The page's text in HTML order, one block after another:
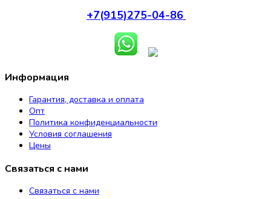
+7(915)275-04-86
Информация
Гарантия, доставка и оплата
Опт
Политика конфиденциальности
Условия соглашения
Цены
Связаться с нами
Связаться с нами